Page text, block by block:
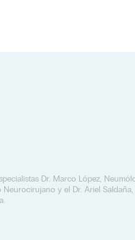
Dr. Marco López,
Neurocirujano y el Dr. Ariel